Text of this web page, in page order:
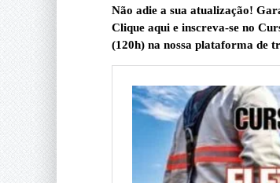
Não adie a sua atualização!
Clique aqui e inscreva-se no
(120h) na nossa plataforma de